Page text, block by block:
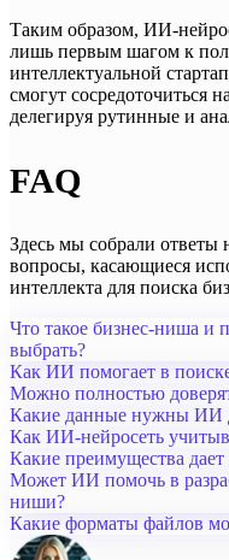
Таким образом, ИИ-
лишь первым шагом к
интеллектуальной
смогут сосредоточиться
делегируя рутинные и
FAQ
Здесь мы собрали ответы
вопросы, касающиеся
интеллекта для поиска
Что такое бизнес-ниша и
выбрать?
Как ИИ помогает в
Можно полностью
Какие данные нужны ИИ
Как ИИ-нейросеть
Какие преимущества
Может ИИ помочь в
ниши?
Какие форматы файлов